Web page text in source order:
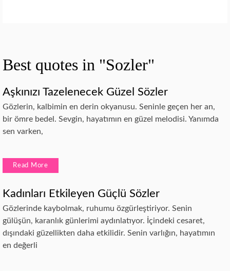
Best quotes in "Sozler"
Aşkınızı Tazelenecek Güzel Sözler
Gözlerin, kalbimin en derin okyanusu. Seninle geçen her an,
bir ömre bedel. Sevgin, hayatımın en güzel melodisi. Yanımda
sen varken,
Read More
Kadınları Etkileyen Güçlü Sözler
Gözlerinde kaybolmak, ruhumu özgürleştiriyor. Senin
gülüşün, karanlık günlerimi aydınlatıyor. İçindeki cesaret,
dışındaki güzellikten daha etkilidir. Senin varlığın, hayatımın
en değerli